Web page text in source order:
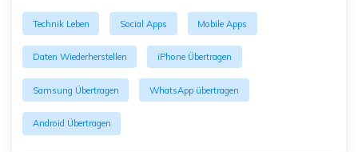
Technik Leben Social Apps Mobile Apps
Daten Wiederherstellen iPhone Übertragen
Samsung Übertragen WhatsApp übertragen
Android Übertragen